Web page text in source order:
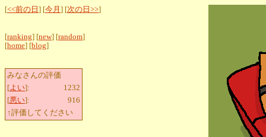
[<<前の日 ] [今月 ] [次の日>>]
[ranking] [new] [random]
[home] [blog]
みなさんの評価
[よい]:
1232
[悪い]:
916
↑評価してください